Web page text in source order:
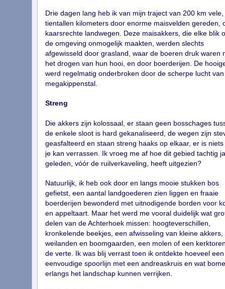
Drie dagen lang heb ik van mijn traject van 200 km vele,
tientallen kilometers door enorme maisvelden gereden,
kaarsrechte landwegen. Deze maisakkers, die elke blik
de omgeving onmogelijk maakten, werden slechts
afgewisseld door grasland, waar de boeren druk waren
het drogen van hun hooi, en door boerderijen. De
werd regelmatig onderbroken door de scherpe lucht
megakippenstal.
Streng
Die akkers zijn kolossaal, er staan geen bosschages
de enkele sloot is hard gekanaliseerd, de wegen zijn
geasfalteerd en staan streng haaks op elkaar, er is niets
je kan verrassen. Ik vroeg me af hoe dit gebied tachtig
geleden, vóór de ruilverkaveling, heeft uitgezien?
Natuurlijk, ik heb ook door en langs mooie stukken bos
gefietst, een aantal landgoederen zien liggen en fraaie
boerderijen bewonderd met uitnodigende borden voor
en appeltaart. Maar het werd me vooral duidelijk wat
delen van de Achterhoek missen: hoogteverschillen,
kronkelende beekjes, een afwisseling van kleine akkers,
weilanden en boomgaarden, een molen of een
de verte. Ik was blij verrast toen ik ontdekte hoeveel een
eenvoudige spoorlijn met een andreaskruis en wat
erlangs het landschap kunnen verrijken.